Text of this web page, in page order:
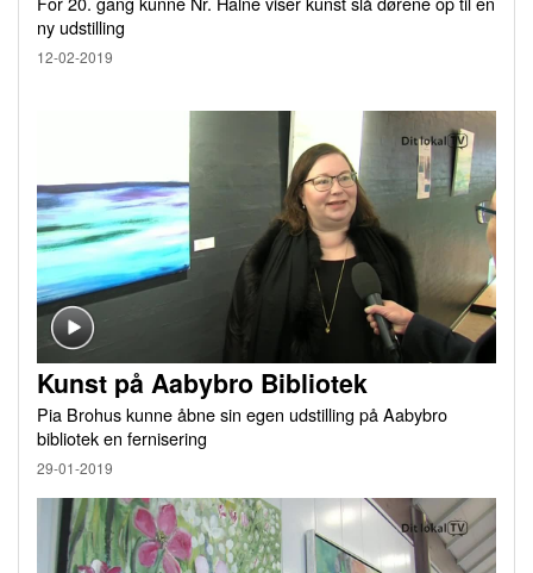
ny udstilling
12-02-2019
Kunst på Aabybro Bibliotek
Pia Brohus kunne åbne sin egen udstilling på Aabybro
bibliotek en fernisering
29-01-2019